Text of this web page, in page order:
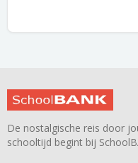
De nostalgische reis door
schooltijd begint bij